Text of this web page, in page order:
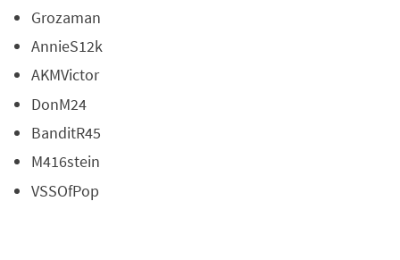
Grozaman
AnnieS12k
AKMVictor
DonM24
BanditR45
M416stein
VSSOfPop